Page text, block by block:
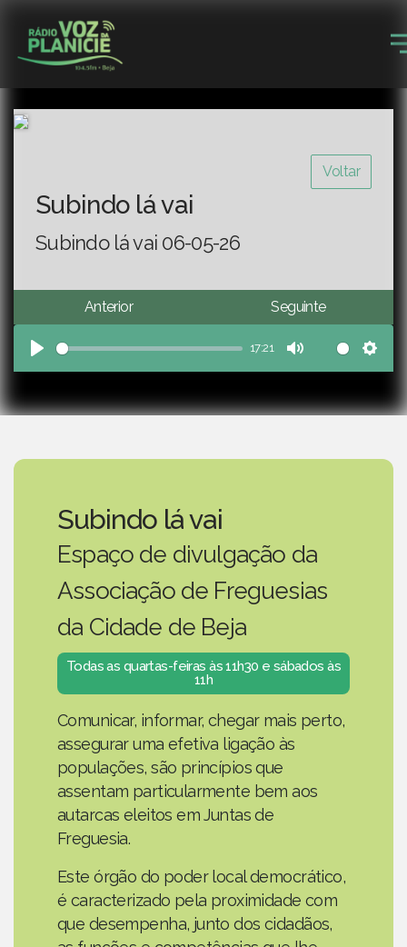
Voltar
Subindo lá vai
Subindo lá vai 06-05-26
Anterior Seguinte
Play
17:21
Mute
Subindo lá vai
Espaço de divulgação da
Associação de Freguesias
da Cidade de Beja
Todas as quartas-feiras às 11h30 e sábados às
11h
Comunicar, informar, chegar mais perto,
assegurar uma efetiva ligação às
populações, são princípios que
assentam particularmente bem aos
autarcas eleitos em Juntas de
Freguesia.
Este órgão do poder local democrático,
é caracterizado pela proximidade com
que desempenha, junto dos cidadãos,